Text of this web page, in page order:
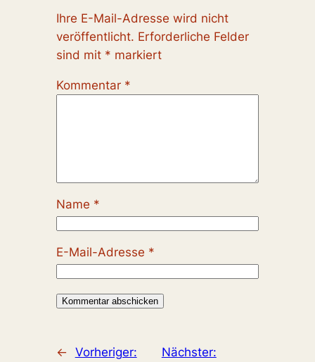
Ihre E-Mail-Adresse wird nicht
veröffentlicht. Erforderliche Felder
sind mit * markiert
Kommentar *
Name *
E-Mail-Adresse *
← Vorheriger:
Nächster: